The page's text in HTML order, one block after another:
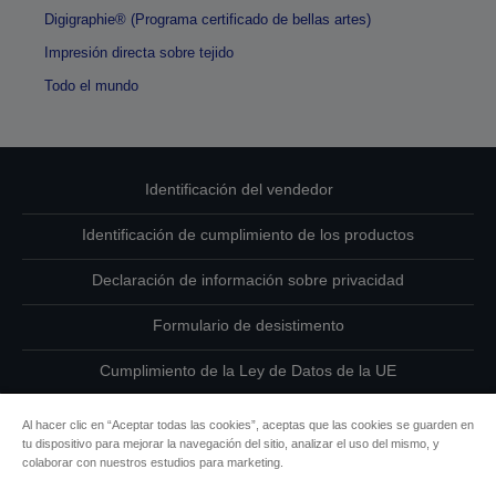
Digigraphie® (Programa certificado de bellas artes)
Impresión directa sobre tejido
Todo el mundo
Identificación del vendedor
Identificación de cumplimiento de los productos
Declaración de información sobre privacidad
Formulario de desistimento
Cumplimiento de la Ley de Datos de la UE
Información sobre cookies
Al hacer clic en “Aceptar todas las cookies”, aceptas que las cookies se guarden en
tu dispositivo para mejorar la navegación del sitio, analizar el uso del mismo, y
colaborar con nuestros estudios para marketing.